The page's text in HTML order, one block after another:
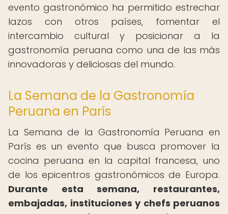
evento gastronómico ha permitido estrechar
lazos con otros países, fomentar el
intercambio cultural y posicionar a la
gastronomía peruana como una de las más
innovadoras y deliciosas del mundo.
La Semana de la Gastronomía
Peruana en París
La Semana de la Gastronomía Peruana en
París es un evento que busca promover la
cocina peruana en la capital francesa, uno
de los epicentros gastronómicos de Europa.
Durante esta semana, restaurantes,
embajadas, instituciones y chefs peruanos